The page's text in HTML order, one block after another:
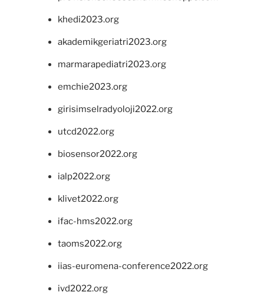
khedi2023.org
akademikgeriatri2023.org
marmarapediatri2023.org
emchie2023.org
girisimselradyoloji2022.org
utcd2022.org
biosensor2022.org
ialp2022.org
klivet2022.org
ifac-hms2022.org
taoms2022.org
iias-euromena-conference2022.org
ivd2022.org